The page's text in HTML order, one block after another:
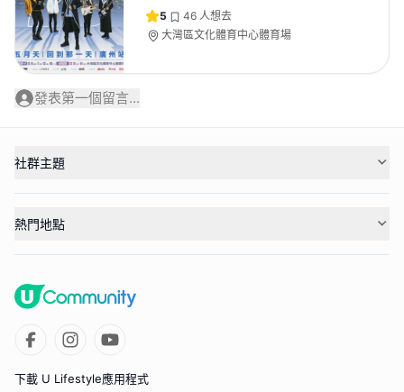
5 46 人想去
大灣區文化體育中心體育場
發表第一個留言...
社群主題
熱門地點
下載 U Lifestyle應用程式